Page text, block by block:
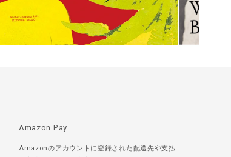
Amazon Pay
Amazonのアカウントに登録された配送先や支払